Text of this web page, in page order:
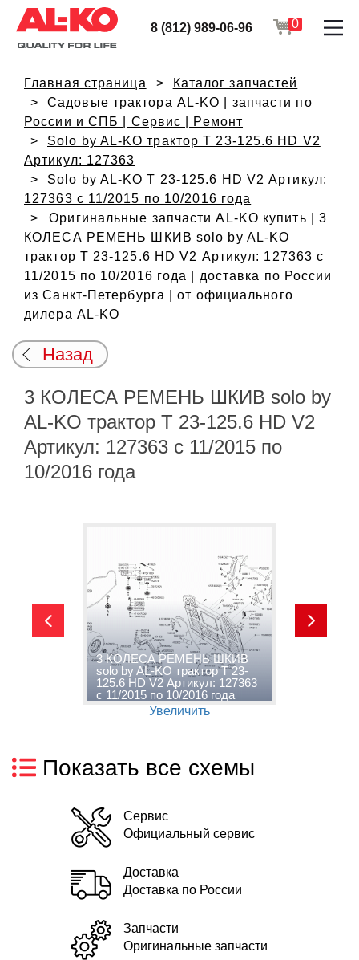
8 (812) 989-06-96 0
Главная страница
Каталог запчастей
Садовые трактора AL-KO | запчасти по
России и СПБ | Сервис | Ремонт
Solo by AL-KO трактор T 23-125.6 HD V2
Артикул: 127363
Solo by AL-KO T 23-125.6 HD V2 Артикул:
127363 с 11/2015 по 10/2016 года
Оригинальные запчасти AL-KO купить | 3
КОЛЕСА РЕМЕНЬ ШКИВ solo by AL-KO
трактор T 23-125.6 HD V2 Артикул: 127363 с
11/2015 по 10/2016 года | доставка по России
из Санкт-Петербурга | от официального
дилера AL-KO
Назад
3 КОЛЕСА РЕМЕНЬ ШКИВ solo by
AL-KO трактор T 23-125.6 HD V2
Артикул: 127363 с 11/2015 по
10/2016 года
3 КОЛЕСА РЕМЕНЬ ШКИВ
solo by AL-KO трактор T 23-
125.6 HD V2 Артикул: 127363
с 11/2015 по 10/2016 года
Увеличить
Показать все схемы
Сервис
Официальный сервис
Доставка
Доставка по России
Запчасти
Оригинальные запчасти